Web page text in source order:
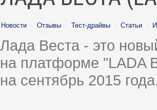
Новости · Отзывы · Тест-драйвы · Статьи ·
Лада Веста - это
на платформе "LADA
на сентябрь 2015